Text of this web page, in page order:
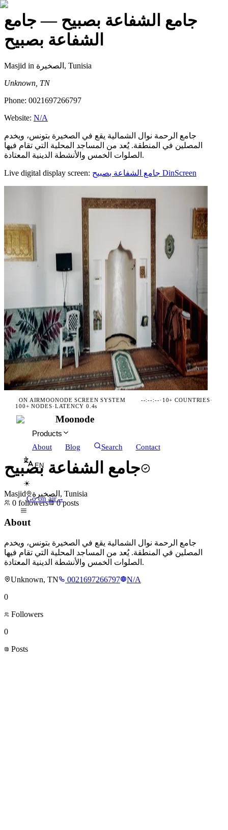
جامع الشفاعة بصبيح — جامع
الشفاعة بصبيح
Masjid
in الصخيرة, Tunisia
Unknown, TN
Phone: 0021697266797
Website: N/A
جامع الرحمة نوال الشمالية يقع في الصخيرة بتونس، ويخدم
المصلين في المنطقة. يُعد من المساجد المحلية التي تقام فيها
الصلوات الخمس والأنشطة الدينية المعتادة.
Live digital display screen: جامع الشفاعة بصبيح DinScreen
ON AIRMOONODE SCREEN SYSTEM --:--:--· 10+ COUNTRIES·
100+ NODES·LATENCY 0.4s
Moonode
Products
About
Blog Search Contact
EN
☀
Go on air→
جامع الشفاعة بصبيح
Masjid
الصخيرة, Tunisia
0 followers 0 posts
About
جامع الرحمة نوال الشمالية يقع في الصخيرة بتونس، ويخدم
المصلين في المنطقة. يُعد من المساجد المحلية التي تقام فيها
الصلوات الخمس والأنشطة الدينية المعتادة.
Unknown, TN
0021697266797
N/A
0
Followers
0
Posts